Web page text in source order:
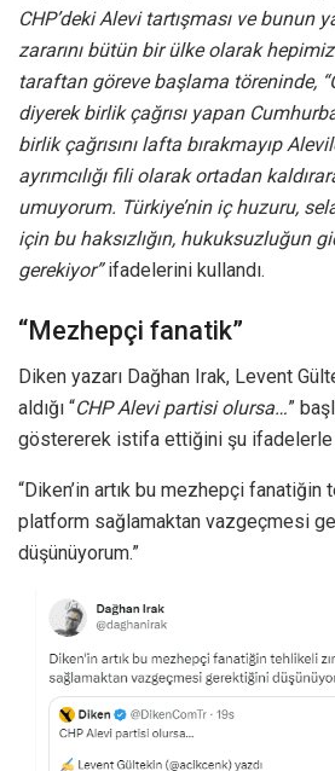
CHP’deki Alevi tartışması ve bunun
zararını bütün bir ülke olarak
taraftan göreve başlama töreninde,
diyerek birlik çağrısı yapan
birlik çağrısını lafta bırakmayıp
ayrımcılığı fili olarak ortadan
umuyorum. Türkiye’nin iç huzuru,
için bu haksızlığın, hukuksuzluğun
gerekiyor”ifadelerini kullandı.
“Mezhepçi fanatik”
Diken yazarı Dağhan Irak, Levent
aldığı “CHP Alevi partisi olursa…”
göstererek istifa ettiğini şu ifadelerle
“Diken’in artık bu mezhepçi fanatiğin
platform sağlamaktan vazgeçmesi
düşünüyorum.”